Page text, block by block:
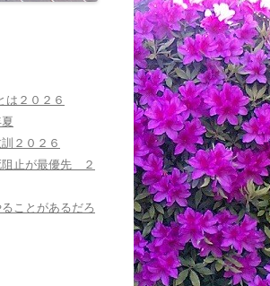
は２０２６
２０２６
止が最優先 ２
ことがあるだろ